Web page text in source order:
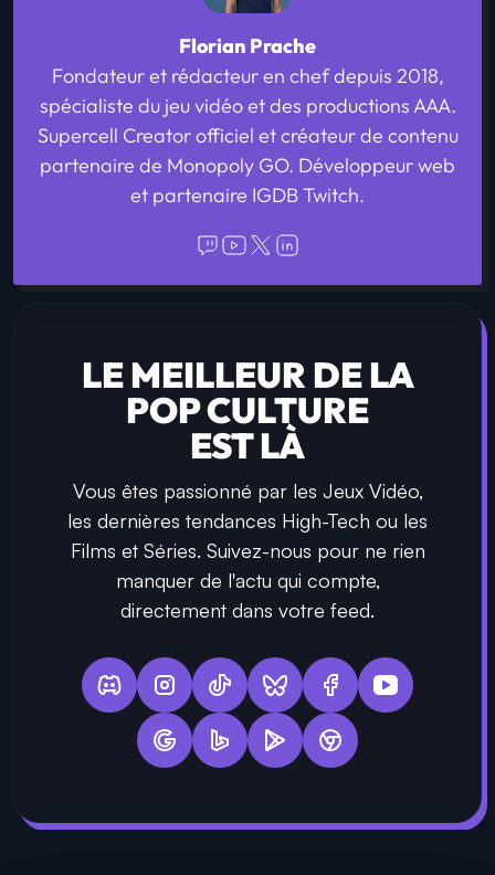
Florian Prache
Fondateur et rédacteur en chef depuis 2018,
spécialiste du jeu vidéo et des productions AAA.
Supercell Creator officiel et créateur de contenu
partenaire de Monopoly GO. Développeur web
et partenaire IGDB Twitch.
LE MEILLEUR DE LA
POP CULTURE
EST LÀ
Vous êtes passionné par les Jeux Vidéo,
les dernières tendances High-Tech ou les
Films et Séries. Suivez-nous pour ne rien
manquer de l'actu qui compte,
directement dans votre feed.